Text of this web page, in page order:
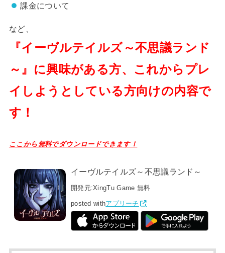
課金について
など、
『イーヴルテイルズ～不思議ランド
～』に興味がある方、これからプレ
イしようとしている方向けの内容で
す！
ここから無料でダウンロードできます！
イーヴルテイルズ～不思議ランド～
開発元:XingTu Game 無料
posted withアプリーチ